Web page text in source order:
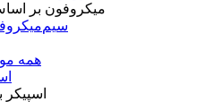
میکروفون بر
میکروفون بی‌‎سیم
همه